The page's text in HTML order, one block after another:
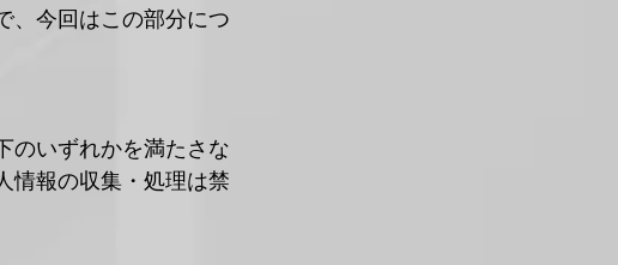
、今回はこの部分につ
のいずれかを満たさな
情報の収集・処理は禁